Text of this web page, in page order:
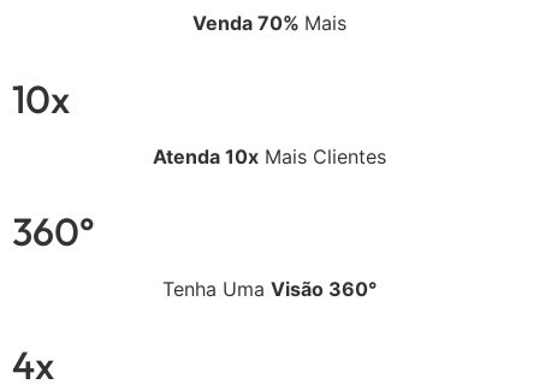
Venda 70% Mais
10x
Atenda 10x Mais Clientes
360°
Tenha Uma Visão 360°
4x